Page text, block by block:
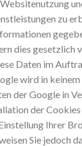
zu
dies gesetzlich
Daten im
wird in
der Google in
der
Ihrer
Sie jedoch